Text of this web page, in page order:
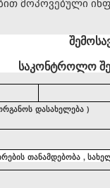
საკონტროლო
დასახელება )
თანამდებობა ,